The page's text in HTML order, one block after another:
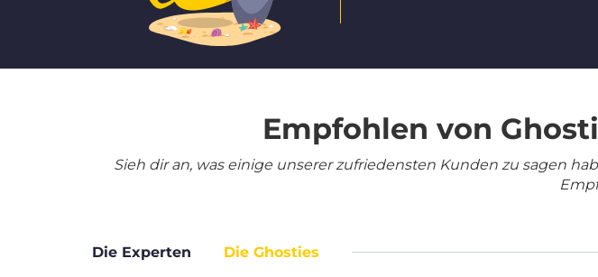
Empfohlen von
Sieh dir an, was einige unserer zufriedensten Kunden zu sagen
Die Experten Die Ghosties